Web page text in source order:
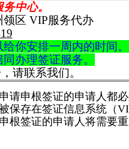
中心。
区 VIP服务代办
你安排一周内的时间
办理签证服务。
请联系我们。
请申根签证的申请人都
保存在签证信息系统（
根签证的申请人将需要